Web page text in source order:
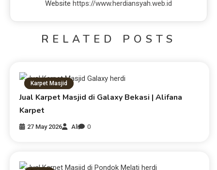
Website https://www.herdiansyah.web.id
RELATED POSTS
Karpet Masjid
Jual Karpet Masjid di Galaxy Bekasi | Alifana
Karpet
27 May 2026 Ali 0